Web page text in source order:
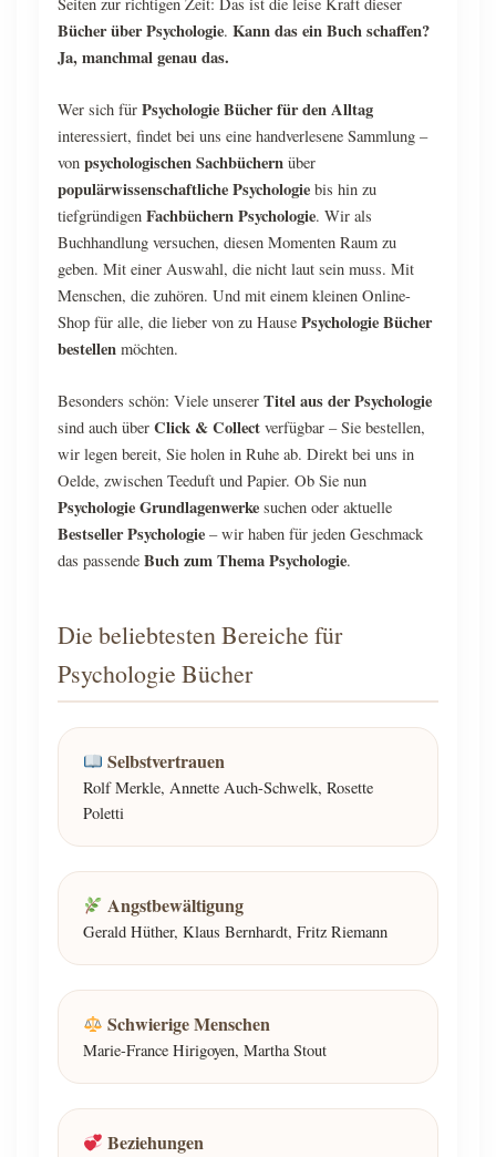
Bücher über Psychologie.Kann das ein Buch schaffen?
Ja, manchmal genau das.
Wer sich fürPsychologie Bücher für den Alltag
interessiert, findet bei uns eine handverlesene Sammlung –
vonpsychologischen Sachbüchern über
populärwissenschaftliche Psychologie bis hin zu
tiefgründigenFachbüchern Psychologie. Wir als
Buchhandlung versuchen, diesen Momenten Raum zu
geben. Mit einer Auswahl, die nicht laut sein muss. Mit
Menschen, die zuhören. Und mit einem kleinen Online-
Shop für alle, die lieber von zu HausePsychologie Bücher
bestellen möchten.
Besonders schön: Viele unsererTitel aus der Psychologie
sind auch überClick & Collect verfügbar – Sie bestellen,
wir legen bereit, Sie holen in Ruhe ab. Direkt bei uns in
Oelde, zwischen Teeduft und Papier. Ob Sie nun
Psychologie Grundlagenwerke suchen oder aktuelle
Bestseller Psychologie – wir haben für jeden Geschmack
das passendeBuch zum Thema Psychologie.
Die beliebtesten Bereiche für
Psychologie Bücher
Selbstvertrauen
Rolf Merkle, Annette Auch-Schwelk, Rosette
Poletti
Angstbewältigung
Gerald Hüther, Klaus Bernhardt, Fritz Riemann
Schwierige Menschen
Marie-France Hirigoyen, Martha Stout
Beziehungen